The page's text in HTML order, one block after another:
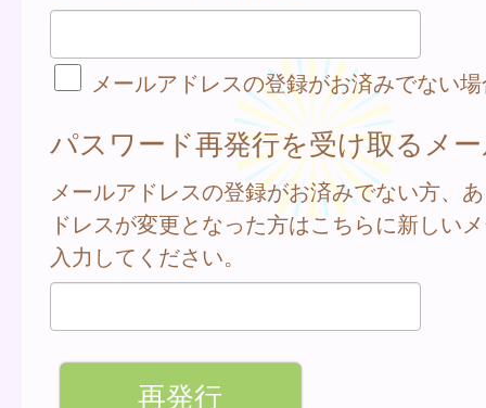
メールアドレスの登録がお済みでない
パスワード再発行を受け取るメ
メールアドレスの登録がお済みでない方、
ドレスが変更となった方はこちらに新しい
入力してください。